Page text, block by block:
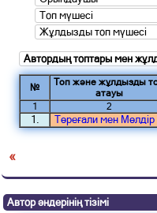
Топ мүшесі
Жұлдызды топ мүшесі
Автордың топтары мен
№
Топ және жұлдызды
атауы
1
2
1. Төреғали мен Мөлдір
«
Автор әндерінің тізімі